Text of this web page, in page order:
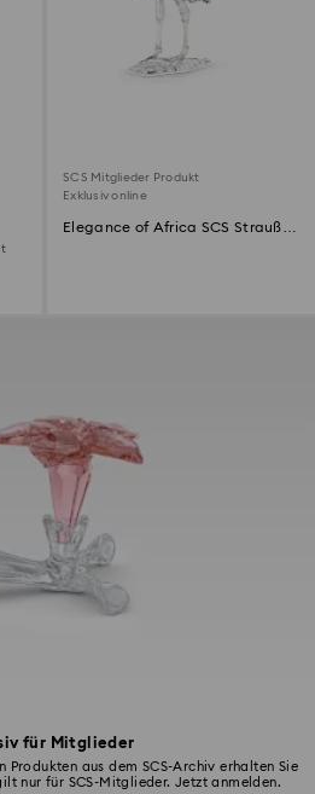
für Mitglieder
Produkten aus dem SCS-Archiv erhalten Sie
nur für SCS-Mitglieder. Jetzt anmelden.
SCS Mitglieder Produkt
Exklusiv online
Elegance of Africa SCS Strauß